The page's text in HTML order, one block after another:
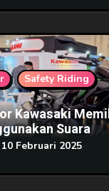
Safety Riding
Kawasaki
Suara
10 Februari 2025